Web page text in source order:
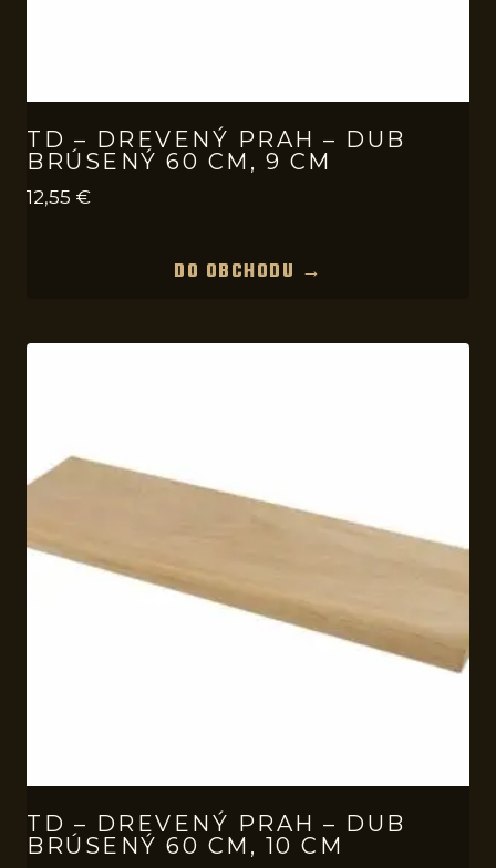
TD – DREVENÝ PRAH – DUB
BRÚSENÝ 60 CM, 9 CM
12,55 €
DO OBCHODU →
TD – DREVENÝ PRAH – DUB
BRÚSENÝ 60 CM, 10 CM